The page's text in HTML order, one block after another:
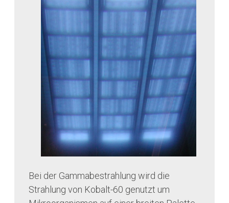
Bei der Gammabestrahlung wird die
Strahlung von Kobalt-60 genutzt um